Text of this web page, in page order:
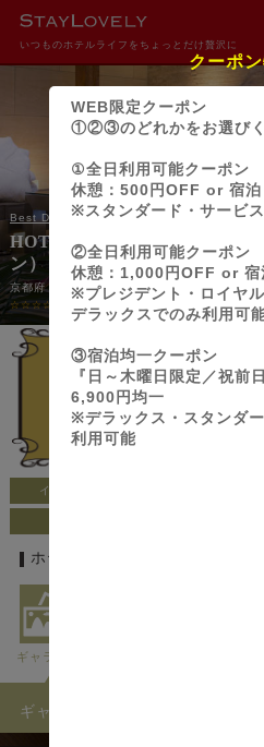
いつものホテルライフをちょっとだけ贅沢に
Best Delight（ベストディライト） ホテル グ
HOTEL LOTUS Modern 京
ン）【Best Delight Group】
京都府・京都市伏見区・京都南IC
☆☆☆☆☆
0.00 (0件)
行ってみ
10699Pt
インター車5分以内
ホテルの基本情報
ギャラリー
ギャラリー
クーポ
WEB限定クーポン
①②③のどれかをお選びく
①全日利用可能クーポン
休憩：500円OFF or 宿
※スタンダード・サービ
②全日利用可能クーポン
休憩：1,000円OFF or
※プレジデント・ロイヤ
デラックスでのみ利用可
③宿泊均一クーポン
『日～木曜日限定／祝前
6,900円均一
※デラックス・スタンダ
利用可能